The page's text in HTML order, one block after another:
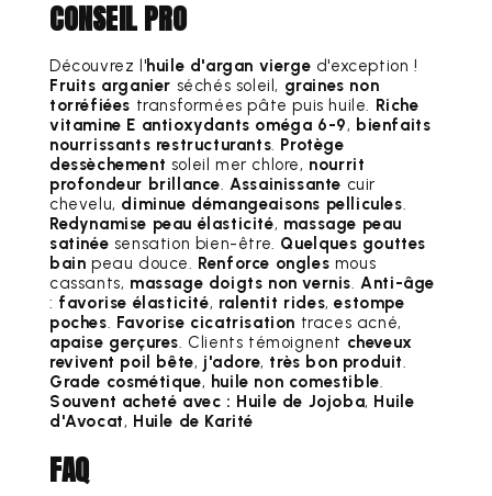
CONSEIL PRO
Découvrez l'huile d'argan vierge d'exception !
Fruits arganier séchés soleil, graines non
torréfiées transformées pâte puis huile. Riche
vitamine E antioxydants oméga 6-9, bienfaits
nourrissants restructurants. Protège
dessèchement soleil mer chlore, nourrit
profondeur brillance.Assainissante cuir
chevelu, diminue démangeaisons pellicules.
Redynamise peau élasticité, massage peau
satinée sensation bien-être. Quelques gouttes
bain peau douce. Renforce ongles mous
cassants, massage doigts non vernis.Anti-âge
: favorise élasticité, ralentit rides,estompe
poches. Favorise cicatrisation traces acné,
apaise gerçures. Clients témoignent cheveux
revivent poil bête, j'adore, très bon produit.
Grade cosmétique, huile non comestible.
Souvent acheté avec : Huile de Jojoba, Huile
d'Avocat, Huile de Karité
FAQ